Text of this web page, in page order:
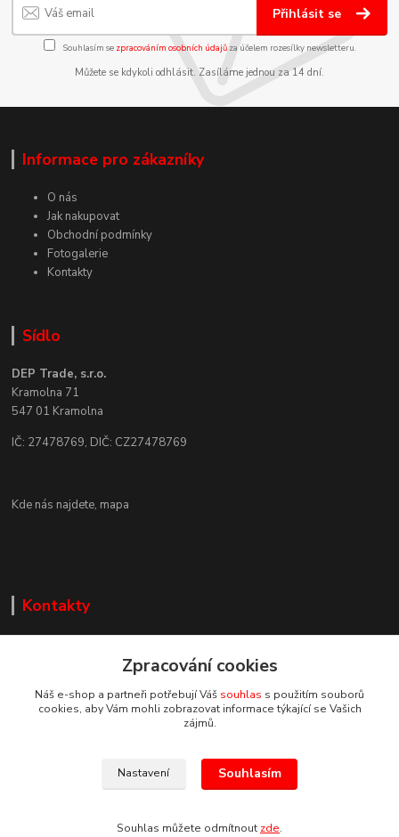
Přihlásit se
Souhlasím se zpracováním osobních údajůza účelem rozesílky newsletteru.
Můžete se kdykoli odhlásit. Zasíláme jednou za 14 dní.
Informace pro zákazníky
O nás
Jak nakupovat
Obchodní podmínky
Fotogalerie
Kontakty
Sídlo
DEP Trade, s.r.o.
Kramolna 71
547 01 Kramolna
IČ: 27478769, DIČ: CZ27478769
Kde nás najdete, mapa
Kontakty
Zákaznická podpora DEP Trade
Zpracování cookies
Náš e-shop a partneři potřebují Váš souhlas s použitím souborů
cookies, aby Vám mohli zobrazovat informace týkající se Vašich
zájmů.
Nastavení Souhlasím
Souhlas můžete odmítnout zde.